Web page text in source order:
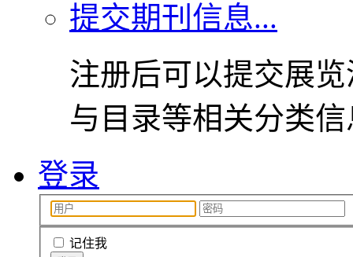
提交期刊信息...
注册后可以提交展
与目录等相关分类
登录
记住我